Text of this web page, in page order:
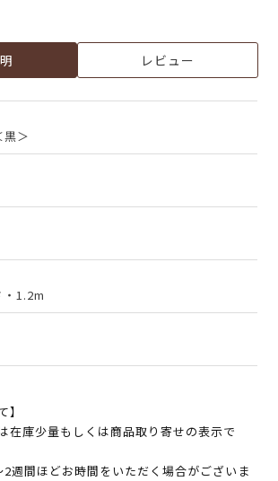
レビュー
黒＞
1.2m
】
在庫少量もしくは商品取り寄せの表示で
週間ほどお時間をいただく場合がございま